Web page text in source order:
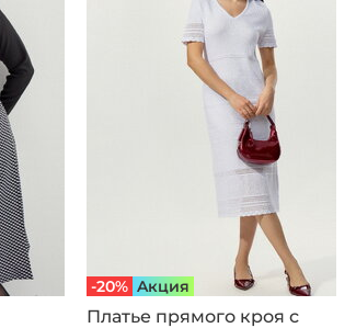
-20% Aкция
Платье прямого кроя с